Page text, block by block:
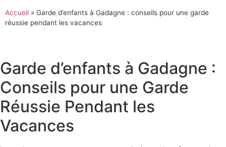
Accueil » Garde d’enfants à Gadagne : conseils pour une garde
réussie pendant les vacances
Garde d’enfants à Gadagne :
Conseils pour une Garde
Réussie Pendant les
Vacances